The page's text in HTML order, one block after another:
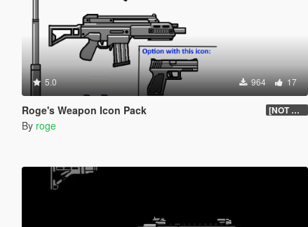
5.0 964 17
Roge's Weapon Icon Pack [NOT UPDATES]
By roge